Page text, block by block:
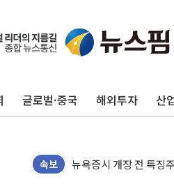
글로벌·중국 해외투자 산
속보
리투아니아 국방 "러,